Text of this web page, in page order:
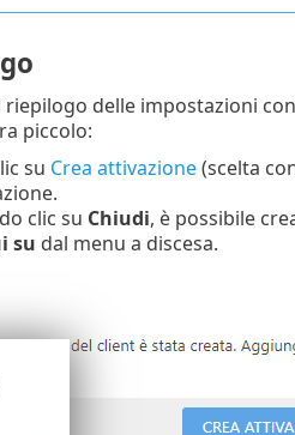
riepilogo delle impostazioni
piccolo:
su Crea attivazione(scelta
clic su Chiudi, è possibile
su dal menu a discesa.